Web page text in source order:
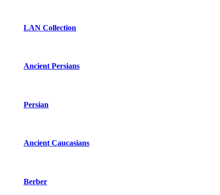
LAN Collection
Ancient Persians
Persian
Ancient Caucasians
Berber